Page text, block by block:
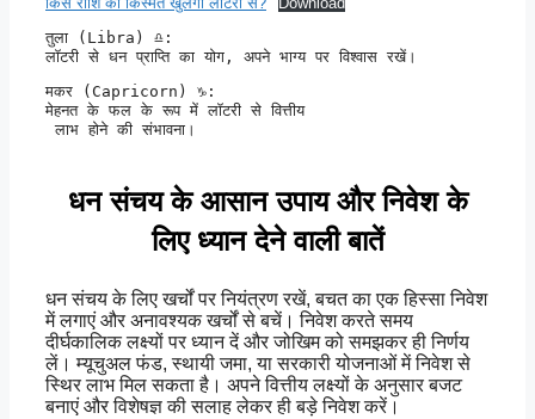
तुला (Libra) ♎:
लॉटरी से धन प्राप्ति का योग, अपने भाग्य पर विश्वास रखें।
मकर (Capricorn) ♑:
मेहनत के फल के रूप में लॉटरी से वित्तीय
लाभ होने की संभावना।
धन संचय के आसान उपाय और निवेश के
लिए ध्यान देने वाली बातें
धन संचय के लिए खर्चों पर नियंत्रण रखें, बचत का एक हिस्सा निवेश
में लगाएं और अनावश्यक खर्चों से बचें। निवेश करते समय
दीर्घकालिक लक्ष्यों पर ध्यान दें और जोखिम को समझकर ही निर्णय
लें। म्यूचुअल फंड, स्थायी जमा, या सरकारी योजनाओं में निवेश से
स्थिर लाभ मिल सकता है। अपने वित्तीय लक्ष्यों के अनुसार बजट
बनाएं और विशेषज्ञ की सलाह लेकर ही बड़े निवेश करें।